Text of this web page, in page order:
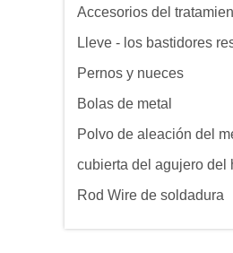
Accesorios del
Lleve - los bastidores
Pernos y nueces
Bolas de metal
Polvo de aleación del
cubierta del agujero del
Rod Wire de soldadura